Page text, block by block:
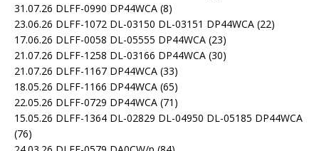
31.07.26 DLFF-0990 DP44WCA (8)
23.06.26 DLFF-1072 DL-03150 DL-03151 DP44WCA (22)
17.06.26 DLFF-0058 DL-05555 DP44WCA (23)
21.07.26 DLFF-1258 DL-03166 DP44WCA (30)
21.07.26 DLFF-1167 DP44WCA (33)
18.05.26 DLFF-1166 DP44WCA (65)
22.05.26 DLFF-0729 DP44WCA (71)
15.05.26 DLFF-1364 DL-02829 DL-04950 DL-05185 DP44WCA
(76)